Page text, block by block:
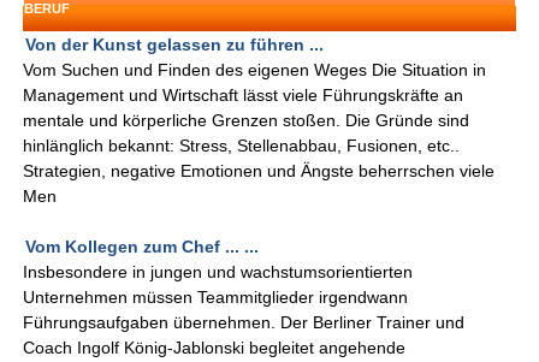
BERUF
Von der Kunst gelassen zu führen ...
Vom Suchen und Finden des eigenen Weges Die Situation in
Management und Wirtschaft lässt viele Führungskräfte an
mentale und körperliche Grenzen stoßen. Die Gründe sind
hinlänglich bekannt: Stress, Stellenabbau, Fusionen, etc..
Strategien, negative Emotionen und Ängste beherrschen viele
Men
Vom Kollegen zum Chef ... ...
Insbesondere in jungen und wachstumsorientierten
Unternehmen müssen Teammitglieder irgendwann
Führungsaufgaben übernehmen. Der Berliner Trainer und
Coach Ingolf König-Jablonski begleitet angehende